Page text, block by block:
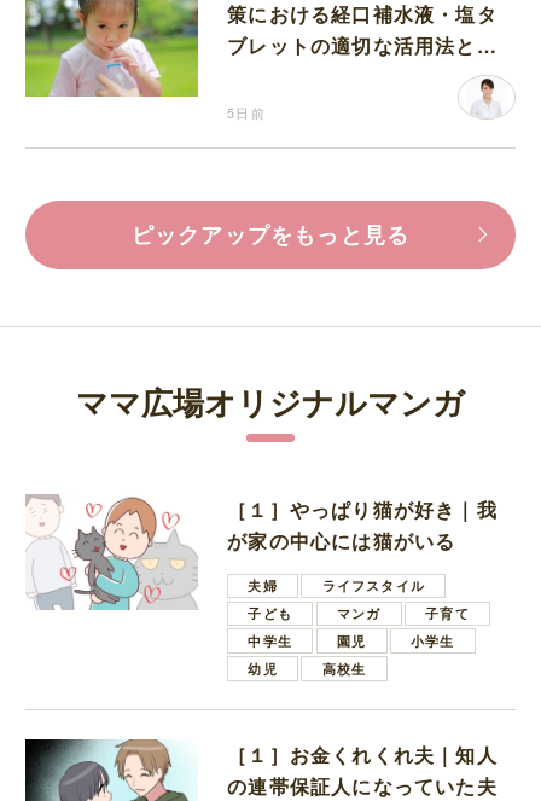
策における経口補水液・塩タ
ブレットの適切な活用法と水
5日前
ピックアップをもっと見る
ママ広場オリジナルマンガ
［１］やっぱり猫が好き｜我
が家の中心には猫がいる
夫婦
ライフスタイル
子ども
マンガ
子育て
中学生
園児
小学生
幼児
高校生
［１］お金くれくれ夫｜知人
の連帯保証人になっていた夫